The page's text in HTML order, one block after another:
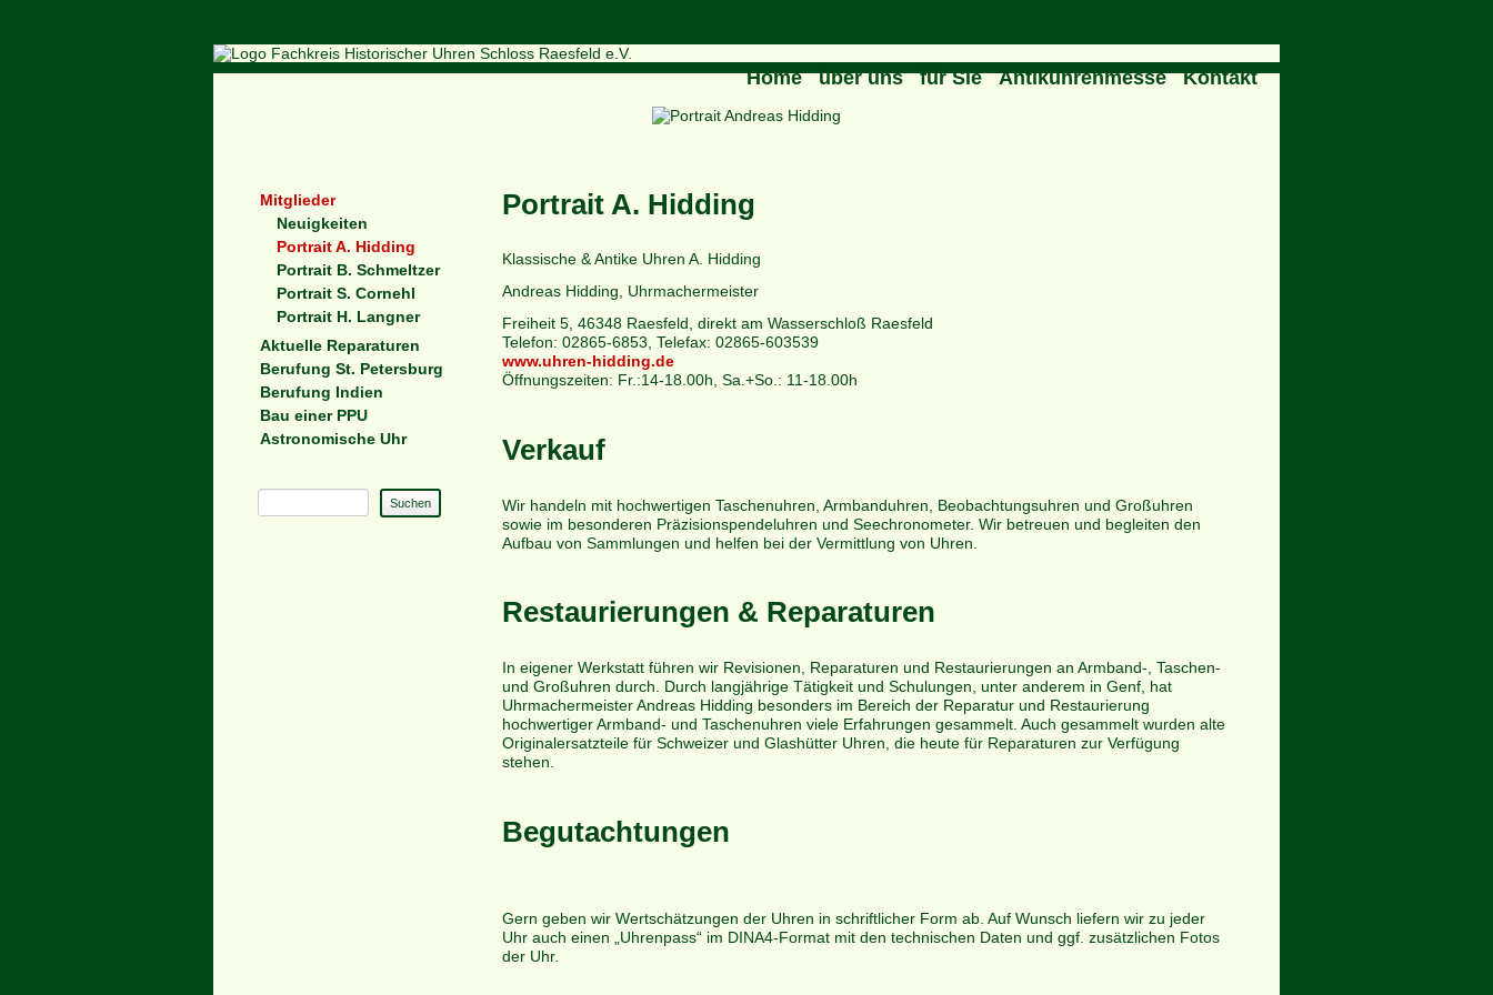
Navigation
Home über uns für Sie Antikuhrenmesse Kontakt
Portrait A. Hidding
Klassische & Antike Uhren A. Hidding
Andreas Hidding, Uhrmachermeister
Freiheit 5, 46348 Raesfeld, direkt am Wasserschloß Raesfeld
Telefon: 02865-6853, Telefax: 02865-603539
www.uhren-hidding.de
Öffnungszeiten: Fr.:14-18.00h, Sa.+So.: 11-18.00h
Verkauf
Wir handeln mit hochwertigen Taschenuhren, Armbanduhren, Beobachtungsuhren und Großuhren
sowie im besonderen Präzisionspendeluhren und Seechronometer. Wir betreuen und begleiten den
Aufbau von Sammlungen und helfen bei der Vermittlung von Uhren.
Restaurierungen & Reparaturen
In eigener Werkstatt führen wir Revisionen, Reparaturen und Restaurierungen an Armband-, Taschen-
und Großuhren durch. Durch langjährige Tätigkeit und Schulungen, unter anderem in Genf, hat
Uhrmachermeister Andreas Hidding besonders im Bereich der Reparatur und Restaurierung
hochwertiger Armband- und Taschenuhren viele Erfahrungen gesammelt. Auch gesammelt wurden alte
Originalersatzteile für Schweizer und Glashütter Uhren, die heute für Reparaturen zur Verfügung
stehen.
Begutachtungen
Gern geben wir Wertschätzungen der Uhren in schriftlicher Form ab. Auf Wunsch liefern wir zu jeder
Uhr auch einen „Uhrenpass“ im DINA4-Format mit den technischen Daten und ggf. zusätzlichen Fotos
der Uhr.
Navigation
überspringen
Mitglieder
Neuigkeiten
Portrait A. Hidding
Portrait B. Schmeltzer
Portrait S. Cornehl
Portrait H. Langner
Aktuelle Reparaturen
Berufung St. Petersburg
Berufung Indien
Bau einer PPU
Astronomische Uhr
Suchbegriffe